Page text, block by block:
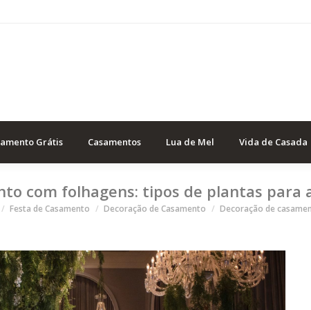
Grátis Casamentos Lua de Mel Vida de Casada
com folhagens: tipos de plantas para
Festa de Casamento Decoração de Casamento Decoração de